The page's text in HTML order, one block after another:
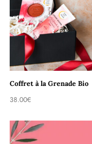
Coffret à la Grenade Bio
38.00€